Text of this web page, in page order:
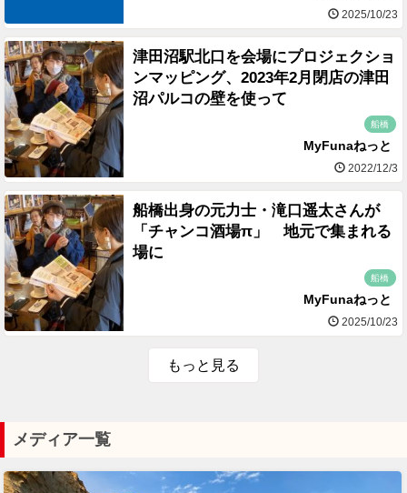
2025/10/23
津田沼駅北口を会場にプロジェクショ
ンマッピング、2023年2月閉店の津田
沼パルコの壁を使って
船橋
MyFunaねっと
2022/12/3
船橋出身の元力士・滝口遥太さんが
「チャンコ酒場π」 地元で集まれる
場に
船橋
MyFunaねっと
2025/10/23
もっと見る
メディア一覧